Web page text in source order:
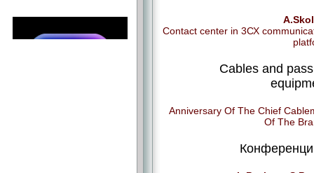
Contact center in 3СХ
Cables and
Anniversary Of The Chief
Of The